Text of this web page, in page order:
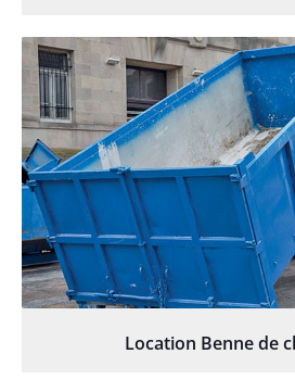
Location Benne de